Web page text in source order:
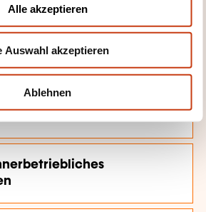
Alle akzeptieren
Auswahl akzeptieren
Ablehnen
berufliche Entwicklung